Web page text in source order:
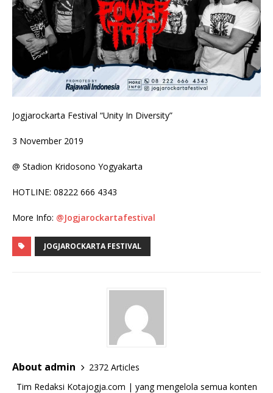
Jogjarockarta Festival “Unity In Diversity”
3 November 2019
@ Stadion Kridosono Yogyakarta
HOTLINE: 08222 666 4343
More Info: @Jogjarockartafestival
JOGJAROCKARTA FESTIVAL
About admin
2372 Articles
Tim Redaksi Kotajogja.com | yang mengelola semua konten